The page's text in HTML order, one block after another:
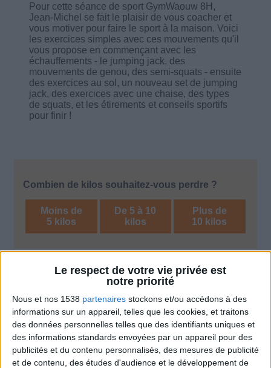
Le respect de votre vie privée est
notre priorité
Nous et nos 1538 partenaires stockons et/ou accédons à des
informations sur un appareil, telles que les cookies, et traitons
des données personnelles telles que des identifiants uniques et
des informations standards envoyées par un appareil pour des
publicités et du contenu personnalisés, des mesures de publicité
et de contenu, des études d'audience et le développement de
Pour cette séance de sport GymWaouw 8H,
Jean-Michel se fait le plaisir de vous coacher et
vous motiver pour faire le sport à la maison. Voici
les exercices simples avec ces mouvements qu'il
vous propose en commençant avec les
échauffements - le jumping jack, des
mouvements de genou, des semi-squats - ensuite
des exercices au sol, un nouveau set de jumping
jack, des exercices avec une chaise, des types
de squats, et les étirements et conseils sportifs
pour finir !
Combien de kilos souhaitez-vous perdre ?
Moins de
5 kilos
De 5 à 10
kilos
Plus de
10 kilos
Sport pour maigrir à la maison
Des exercices physiques efficaces à
pratiquer à la maison pour accompagner la
perte de poids et muscler des zones
spécifiques du corps.